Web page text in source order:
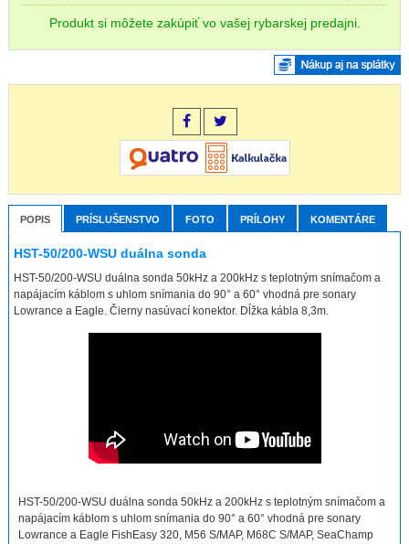
Produkt si môžete zakúpiť vo vašej rybarskej predajni.
POPIS PRÍSLUŠENSTVO FOTO PRÍLOHY KOMENTÁRE
HST-50/200-WSU duálna sonda
HST-50/200-WSU duálna sonda 50kHz a 200kHz s teplotným snímačom a
napájacím káblom s uhlom snímania do 90° a 60° vhodná pre sonary
Lowrance a Eagle. Čierny nasúvací konektor. Dĺžka kábla 8,3m.
HST-50/200-WSU duálna sonda 50kHz a 200kHz s teplotným snímačom a
napájacím káblom s uhlom snímania do 90° a 60° vhodná pre sonary
Lowrance a Eagle FishEasy 320, M56 S/MAP, M68C S/MAP, SeaChamp